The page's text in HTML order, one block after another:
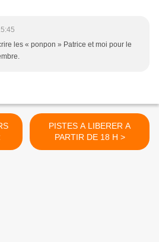
les « ponpon » Patrice et moi pour le
PISTES A LIBERER A
PARTIR DE 18 H >